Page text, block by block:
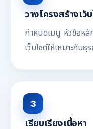
วางโครงสร้างเว็
กำหนดเมนู หัวข้อหลั
เว็บไซต์ให้เหมาะกับธุ
3
เรียบเรียงเนื้อหา